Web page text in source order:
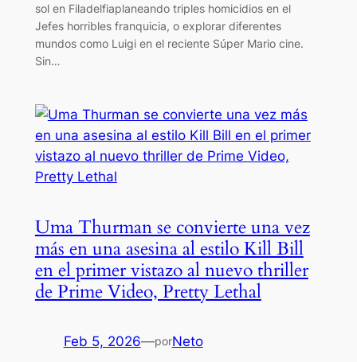
sol en Filadelfiaplaneando triples homicidios en el
Jefes horribles franquicia, o explorar diferentes
mundos como Luigi en el reciente Súper Mario cine.
Sin…
Uma Thurman se convierte una vez
más en una asesina al estilo Kill Bill
en el primer vistazo al nuevo thriller
de Prime Video, Pretty Lethal
Feb 5, 2026—porNeto